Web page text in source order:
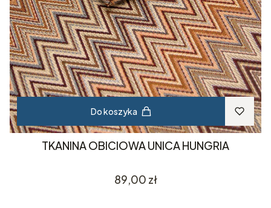
Do koszyka
TKANINA OBICIOWA UNICA HUNGRIA
Cena
89,00 zł